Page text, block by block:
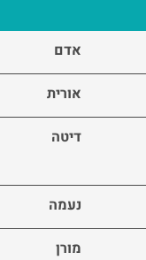
אדם
אורית
דיטה
נעמה
מורן